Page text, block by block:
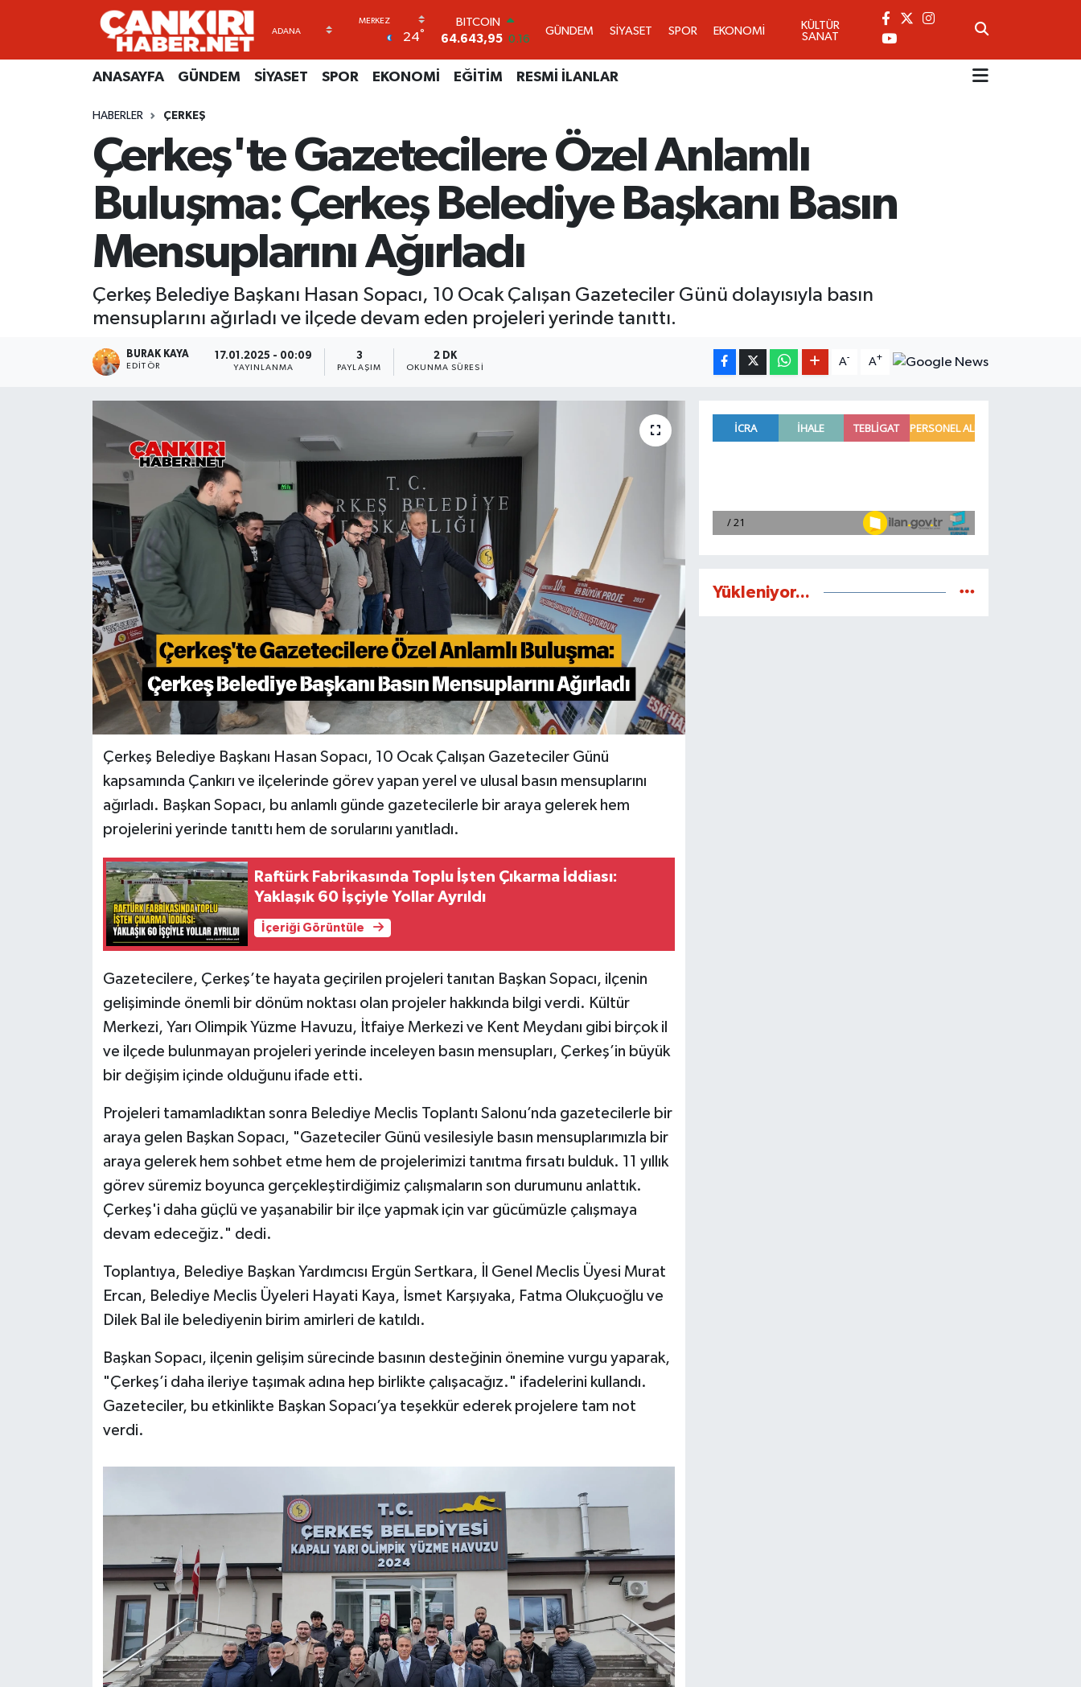
24°
DOLAR
47,6006 0.06
55,0250 0.02
6500.87
BİST100
13.799 70
BITCOIN
64.643,95 0.16
GÜNDEM SİYASET SPOR EKONOMİ
KÜLTÜR
SANAT
ANASAYFA GÜNDEM SİYASET SPOR EKONOMİ EĞİTİM RESMİ İLANLAR
HABERLER ÇERKEŞ
Çerkeş'te Gazetecilere Özel Anlamlı
Buluşma: Çerkeş Belediye Başkanı Basın
Mensuplarını Ağırladı
Çerkeş Belediye Başkanı Hasan Sopacı, 10 Ocak Çalışan Gazeteciler Günü dolayısıyla basın
mensuplarını ağırladı ve ilçede devam eden projeleri yerinde tanıttı.
BURAK KAYA
EDITÖR
17.01.2025 - 00:09
YAYINLANMA
3
PAYLAŞIM
2 DK
OKUNMA SÜRESI
A- A+
Çerkeş Belediye Başkanı Hasan Sopacı, 10 Ocak Çalışan Gazeteciler Günü
kapsamında Çankırı ve ilçelerinde görev yapan yerel ve ulusal basın mensuplarını
ağırladı. Başkan Sopacı, bu anlamlı günde gazetecilerle bir araya gelerek hem
projelerini yerinde tanıttı hem de sorularını yanıtladı.
Raftürk Fabrikasında Toplu İşten Çıkarma İddiası:
Yaklaşık 60 İşçiyle Yollar Ayrıldı
İçeriği Görüntüle
Gazetecilere, Çerkeş’te hayata geçirilen projeleri tanıtan Başkan Sopacı, ilçenin
gelişiminde önemli bir dönüm noktası olan projeler hakkında bilgi verdi. Kültür
Merkezi, Yarı Olimpik Yüzme Havuzu, İtfaiye Merkezi ve Kent Meydanı gibi birçok il
ve ilçede bulunmayan projeleri yerinde inceleyen basın mensupları, Çerkeş’in büyük
bir değişim içinde olduğunu ifade etti.
Projeleri tamamladıktan sonra Belediye Meclis Toplantı Salonu’nda gazetecilerle bir
araya gelen Başkan Sopacı, "Gazeteciler Günü vesilesiyle basın mensuplarımızla bir
araya gelerek hem sohbet etme hem de projelerimizi tanıtma fırsatı bulduk. 11 yıllık
görev süremiz boyunca gerçekleştirdiğimiz çalışmaların son durumunu anlattık.
Çerkeş'i daha güçlü ve yaşanabilir bir ilçe yapmak için var gücümüzle çalışmaya
devam edeceğiz." dedi.
Toplantıya, Belediye Başkan Yardımcısı Ergün Sertkara, İl Genel Meclis Üyesi Murat
Ercan, Belediye Meclis Üyeleri Hayati Kaya, İsmet Karşıyaka, Fatma Olukçuoğlu ve
Dilek Bal ile belediyenin birim amirleri de katıldı.
Başkan Sopacı, ilçenin gelişim sürecinde basının desteğinin önemine vurgu yaparak,
"Çerkeş’i daha ileriye taşımak adına hep birlikte çalışacağız." ifadelerini kullandı.
Gazeteciler, bu etkinlikte Başkan Sopacı’ya teşekkür ederek projelere tam not
verdi.
Yükleniyor...
ANASAYFA
SİYASET
RESMİ İLANLAR
Künye
Gizlilik Sözleşmesi
BİYOGRAFİLER
GÜNDEM
kimdir-nedir-nasil
TEKNOLOJİ
VİZYONDAKİLER
Merkez Hava Durumu
Süper Lig Puan Durumu ve Fikstür
Tüm Manşetler
Haber Arşivi